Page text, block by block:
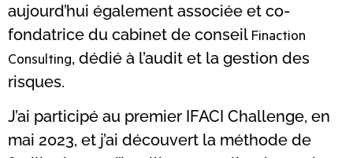
aujourd’hui également associée et co-
fondatrice du cabinet de conseil Finaction
Consulting, dédié à l’audit et la gestion des
risques.
J’ai participé au premier IFACI Challenge, en
mai 2023, et j’ai découvert la méthode de